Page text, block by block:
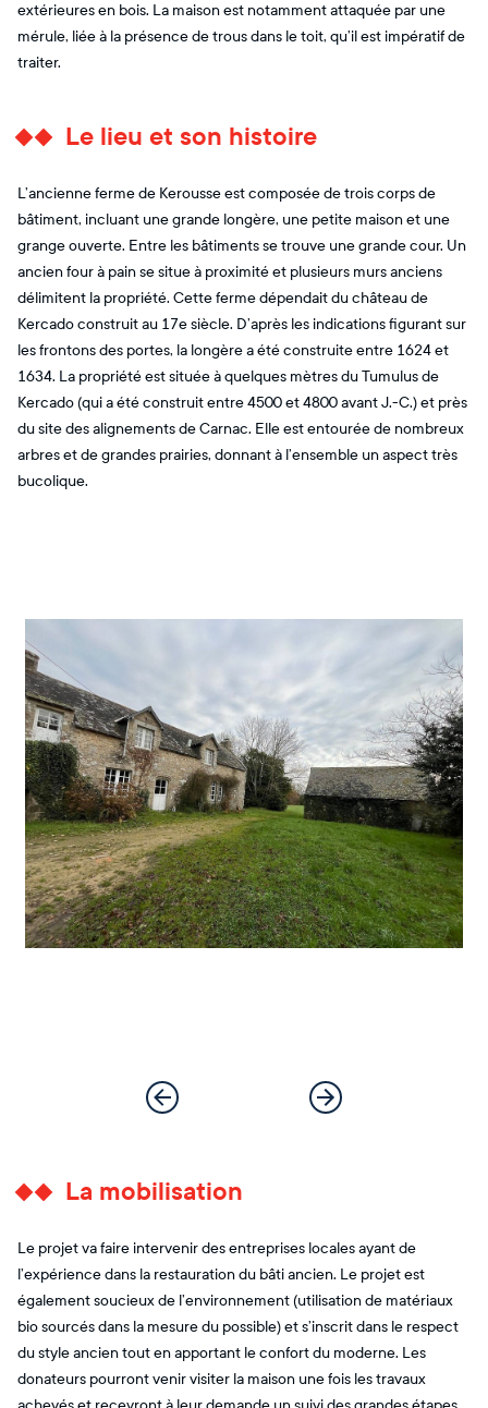
extérieures en bois. La maison est notamment attaquée par une
mérule, liée à la présence de trous dans le toit, qu’il est impératif de
traiter.
Le lieu et son histoire
L’ancienne ferme de Kerousse est composée de trois corps de
bâtiment, incluant une grande longère, une petite maison et une
grange ouverte. Entre les bâtiments se trouve une grande cour. Un
ancien four à pain se situe à proximité et plusieurs murs anciens
délimitent la propriété. Cette ferme dépendait du château de
Kercado construit au 17e siècle. D’après les indications figurant sur
les frontons des portes, la longère a été construite entre 1624 et
1634. La propriété est située à quelques mètres du Tumulus de
Kercado (qui a été construit entre 4500 et 4800 avant J.-C.) et près
du site des alignements de Carnac. Elle est entourée de nombreux
arbres et de grandes prairies, donnant à l’ensemble un aspect très
bucolique.
La mobilisation
Le projet va faire intervenir des entreprises locales ayant de
l’expérience dans la restauration du bâti ancien. Le projet est
également soucieux de l’environnement (utilisation de matériaux
bio sourcés dans la mesure du possible) et s’inscrit dans le respect
du style ancien tout en apportant le confort du moderne. Les
donateurs pourront venir visiter la maison une fois les travaux